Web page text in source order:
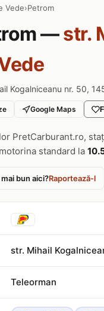
Vede›Petrom
—str.
Kogalniceanu nr. 50,
Google Maps
PretCarburant.ro,
standard la
bun aici?Raportează-l
str. Mihail
Teleorman